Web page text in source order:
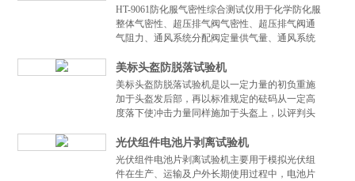
HT-9061防化服气密性综合测试仪用于化学防化服
整体气密性、超压排气阀气密性、超压排气阀通
气阻力、通风系统分配阀定量供气量、通风系统
测试。
美标头盔防脱落试验机
美标头盔防脱落试验机是以一定力量的初负重施
加于头盔发后部，再以标准规定的砝码从一定高
度落下使冲击力量同样施加于头盔上，以评判头
光伏组件电池片剥离试验机
光伏组件电池片剥离试验机主要用于模拟光伏组
件在生产、运输及户外长期使用过程中，电池片